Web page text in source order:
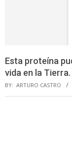
Esta proteína
vida en la Tierra.
BY: ARTURO CASTRO